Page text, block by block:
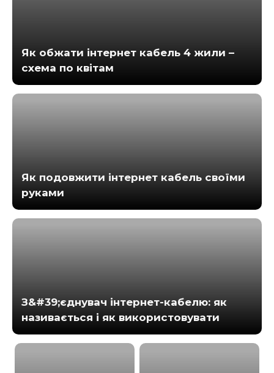
Як обжати інтернет кабель 4 жили –
схема по квітам
Як подовжити інтернет кабель своїми
руками
З&#39;єднувач інтернет-кабелю: як
називається і як використовувати